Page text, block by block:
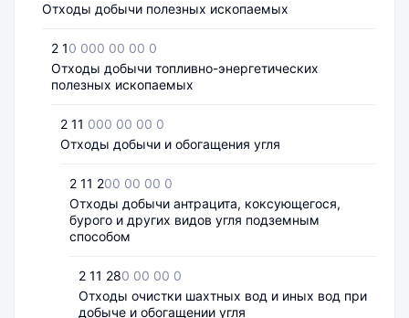
Отходы добычи полезных ископаемых
2 10 000 00 00 0
Отходы добычи топливно-энергетических
полезных ископаемых
2 11 000 00 00 0
Отходы добычи и обогащения угля
2 11 200 00 00 0
Отходы добычи антрацита, коксующегося,
бурого и других видов угля подземным
способом
2 11 280 00 00 0
Отходы очистки шахтных вод и иных вод при
добыче и обогащении угля